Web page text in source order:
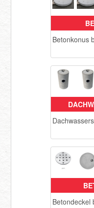
Passwort anfordern
Betonkonus
Betondeckel